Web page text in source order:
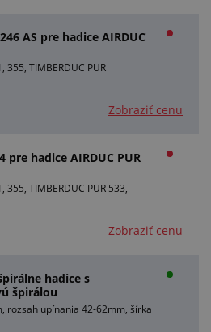
AS pre hadice AIRDUC
355, TIMBERDUC PUR
Zobraziť cenu
pre hadice AIRDUC PUR
355, TIMBERDUC PUR 533,
Zobraziť cenu
hadice s
špirálou
rozsah upínania 42-62mm, šírka